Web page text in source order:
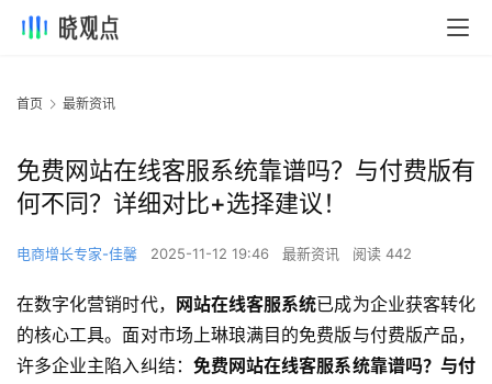
首页 最新资讯
免费网站在线客服系统靠谱吗？与付费版有
何不同？详细对比+选择建议！
电商增长专家-佳馨 2025-11-12 19:46 最新资讯 阅读 442
在数字化营销时代， 网站在线客服系统已成为企业获客转化
的核心工具。面对市场上琳琅满目的免费版与付费版产品，
许多企业主陷入纠结： 免费网站在线客服系统靠谱吗？与付